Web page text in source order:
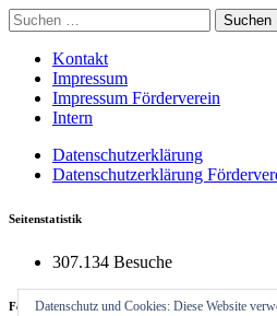
Suchen
nach:
Kontakt
Impressum
Impressum Förderverein
Intern
Datenschutzerklärung
Datenschutzerklärung
Seitenstatistik
307.134 Besuche
Feuerwehrhaus Neckargemünd
Datenschutz und Cookies: Diese Website